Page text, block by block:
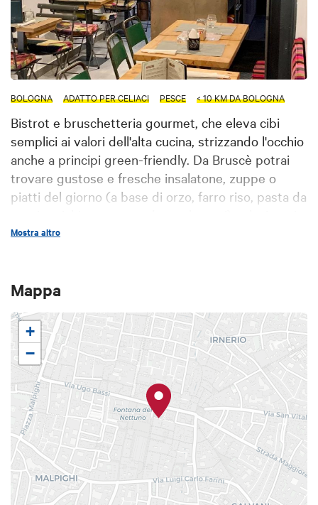
BOLOGNA ADATTO PER CELIACI PESCE < 10 KM DA BOLOGNA
Bistrot e bruschetteria gourmet, che eleva cibi
semplici ai valori dell'alta cucina, strizzando l'occhio
anche a principi green-friendly. Da Bruscè potrai
trovare gustose e fresche insalatone, zuppe o
piatti del giorno (a base di orzo, farro riso, pasta da
da noi in base alla stagionalità. Le materie prime,
a km 0, ove possibile. I formaggi, l'olio evo, l'aceto
saranno scelti, compatibilmente con quanto il
mercato ittico bolognese offre, con criteri di
sostenibilità. I vini, tutti certificati biologici e del
territorio, e le birre assolutamente artigianali.
Mostra altro
Mappa
+
−